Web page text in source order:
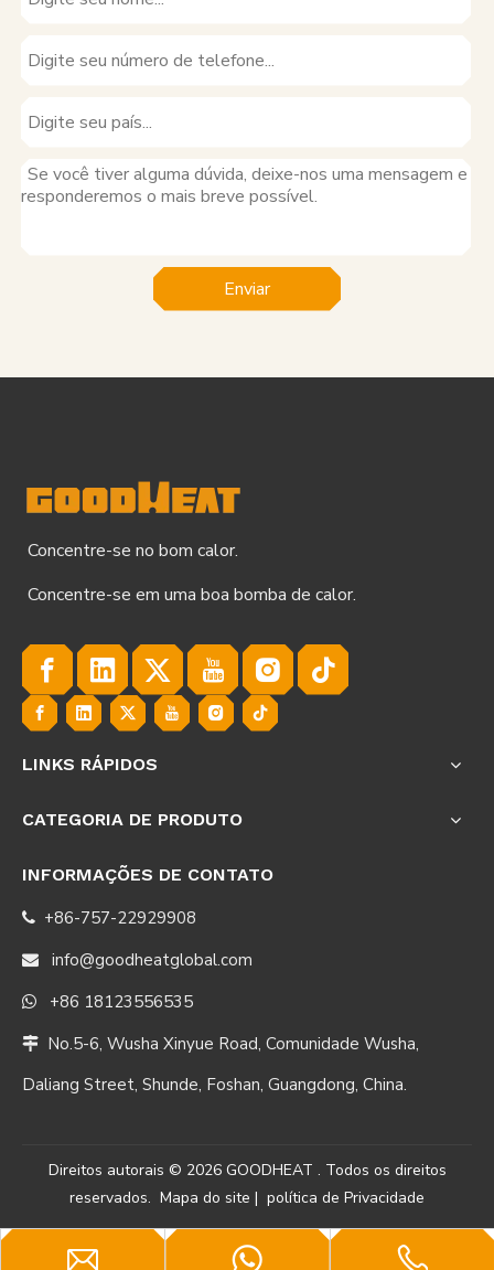
Enviar
Concentre-se no bom calor.
Concentre-se em uma boa bomba de calor.
LINKS RÁPIDOS
CATEGORIA DE PRODUTO
INFORMAÇÕES DE CONTATO
 +86-757-22929908
 info@goodheatglobal.com
 +86 18123556535
 No.5-6, Wusha Xinyue Road, Comunidade Wusha,
Daliang Street, Shunde, Foshan, Guangdong, China.
Direitos autorais © 2026GOODHEAT . Todos os direitos
reservados. Mapa do site | política de Privacidade